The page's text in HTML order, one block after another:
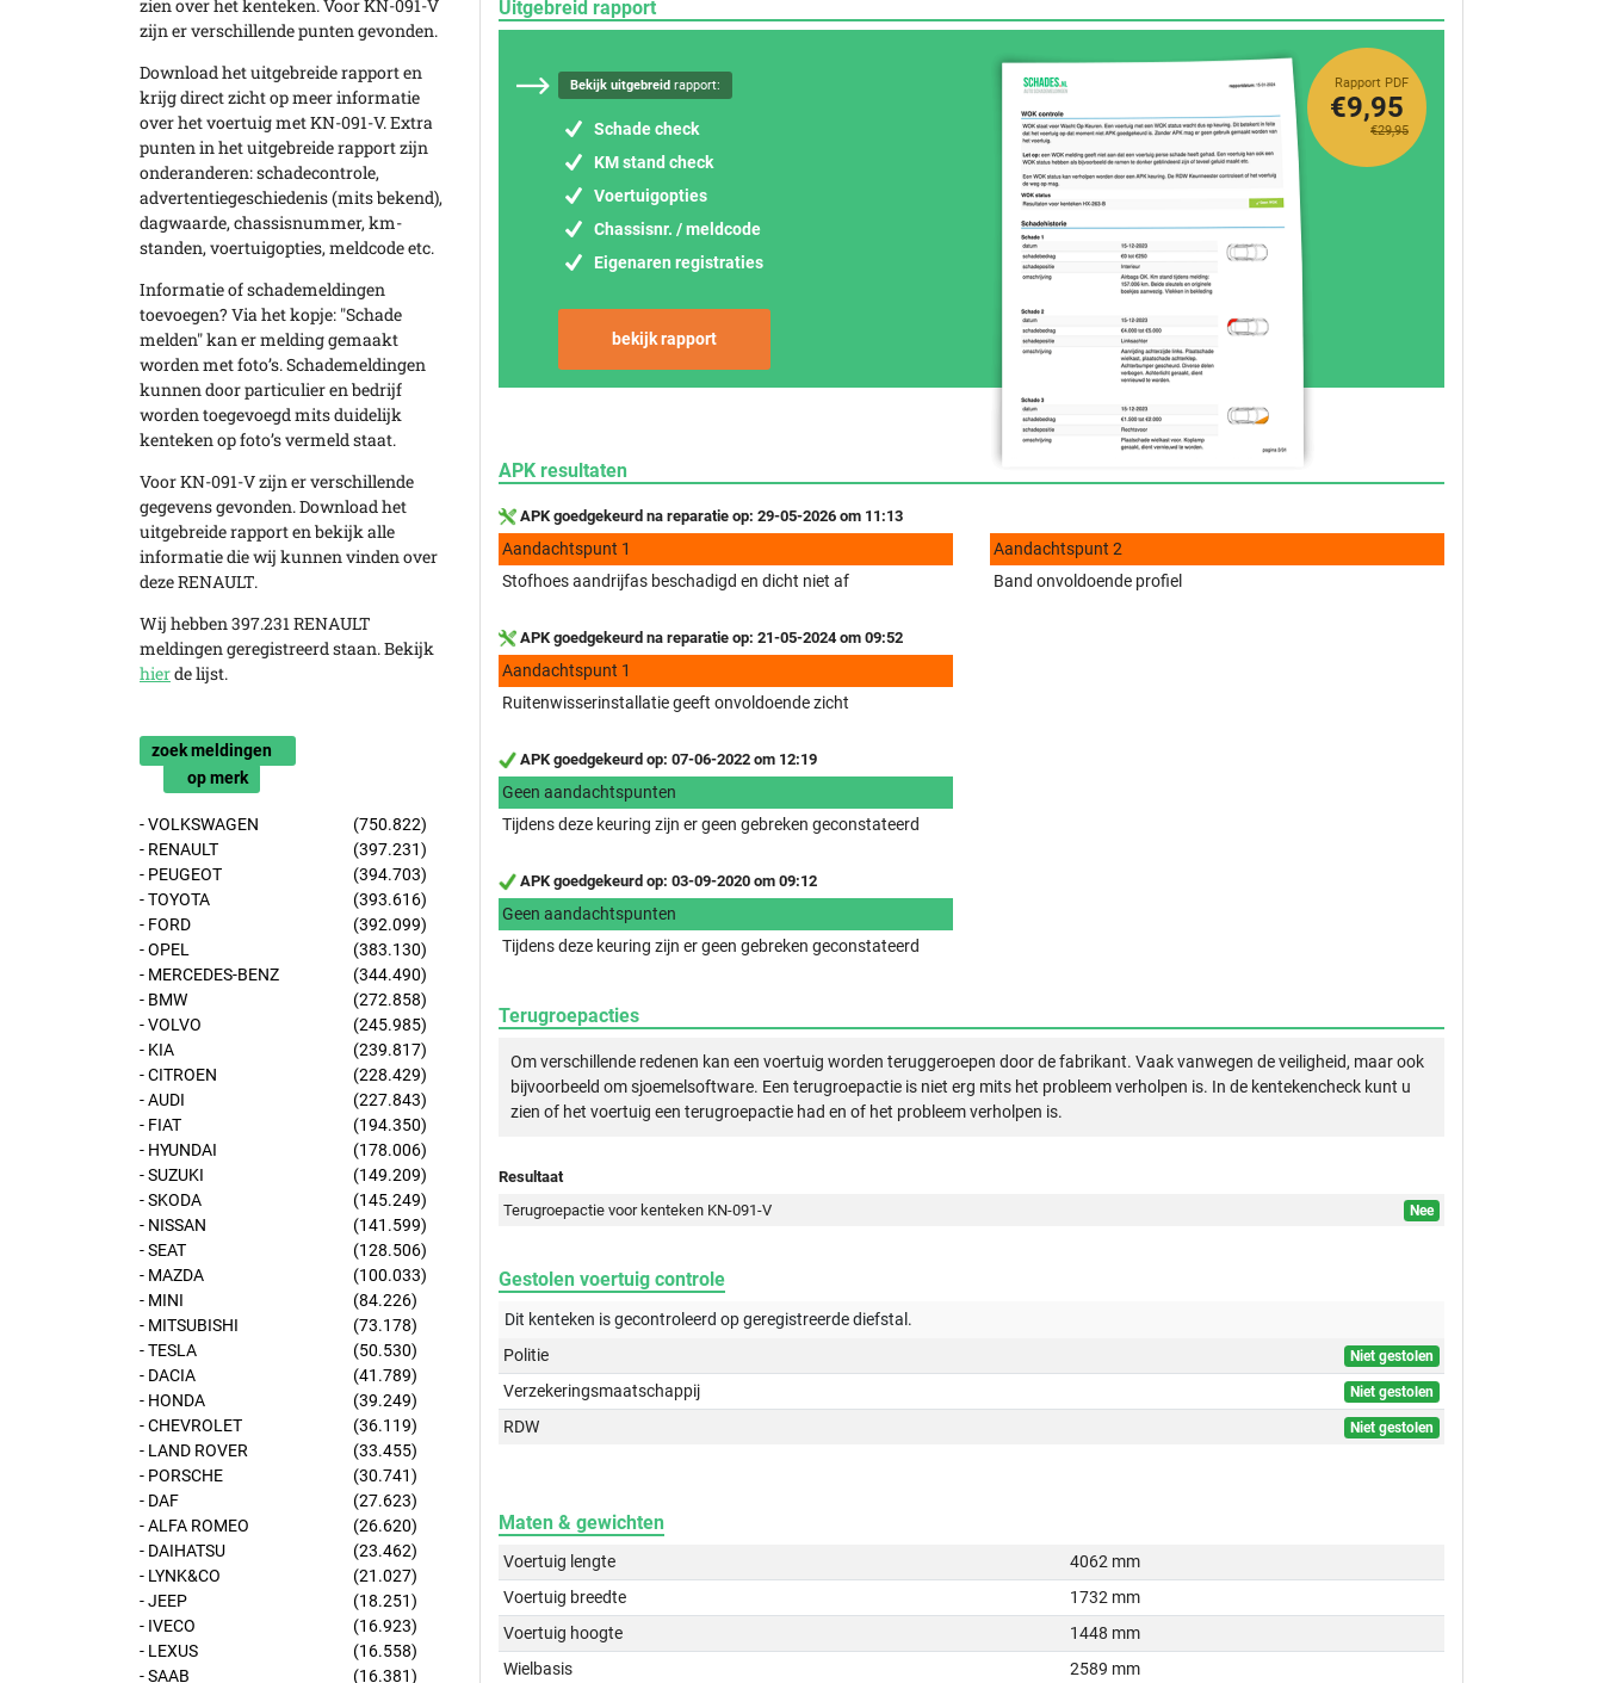
zien over het kenteken. Voor KN-091-V
zijn er verschillende punten gevonden.
Download het uitgebreide rapport en
krijg direct zicht op meer informatie
over het voertuig met KN-091-V. Extra
punten in het uitgebreide rapport zijn
onderanderen: schadecontrole,
advertentiegeschiedenis (mits bekend),
dagwaarde, chassisnummer, km-
standen, voertuigopties, meldcode etc.
Informatie of schademeldingen
toevoegen? Via het kopje: "Schade
melden" kan er melding gemaakt
worden met foto’s. Schademeldingen
kunnen door particulier en bedrijf
worden toegevoegd mits duidelijk
kenteken op foto’s vermeld staat.
Voor KN-091-V zijn er verschillende
gegevens gevonden. Download het
uitgebreide rapport en bekijk alle
informatie die wij kunnen vinden over
deze RENAULT.
Wij hebben 397.231 RENAULT
meldingen geregistreerd staan. Bekijk
hierde lijst.
zoek meldingen
op merk
- VOLKSWAGEN
(750.822)
- RENAULT
(397.231)
- PEUGEOT
(394.703)
- TOYOTA
(393.616)
- FORD
(392.099)
- OPEL
(383.130)
- MERCEDES-BENZ
(344.490)
- BMW
(272.858)
- VOLVO
(245.985)
- KIA
(239.817)
- CITROEN
(228.429)
- AUDI
(227.843)
- FIAT
(194.350)
- HYUNDAI
(178.006)
- SUZUKI
(149.209)
- SKODA
(145.249)
- NISSAN
(141.599)
- SEAT
(128.506)
- MAZDA
(100.033)
- MINI
(84.226)
- MITSUBISHI
(73.178)
- TESLA
(50.530)
- DACIA
(41.789)
- HONDA
(39.249)
- CHEVROLET
(36.119)
- LAND ROVER
(33.455)
- PORSCHE
(30.741)
- DAF
(27.623)
- ALFA ROMEO
(26.620)
- DAIHATSU
(23.462)
- LYNK&CO
(21.027)
- JEEP
(18.251)
- IVECO
(16.923)
- LEXUS
(16.558)
- SAAB
(16.381)
Uitgebreid rapport
Bekijk uitgebreid rapport:
Schade check
KM stand check
Voertuigopties
Chassisnr. / meldcode
Eigenaren registraties
bekijk rapport
Rapport PDF
€29,95
€9,95
APK resultaten
APK goedgekeurd na reparatie op: 29-05-2026 om 11:13
Aandachtspunt 1
Stofhoes aandrijfas beschadigd en dicht niet af
Aandachtspunt 2
Band onvoldoende profiel
APK goedgekeurd na reparatie op: 21-05-2024 om 09:52
Aandachtspunt 1
Ruitenwisserinstallatie geeft onvoldoende zicht
APK goedgekeurd op: 07-06-2022 om 12:19
Geen aandachtspunten
Tijdens deze keuring zijn er geen gebreken geconstateerd
APK goedgekeurd op: 03-09-2020 om 09:12
Geen aandachtspunten
Tijdens deze keuring zijn er geen gebreken geconstateerd
Terugroepacties
Om verschillende redenen kan een voertuig worden teruggeroepen door de fabrikant. Vaak vanwegen de veiligheid, maar ook
bijvoorbeeld om sjoemelsoftware. Een terugroepactie is niet erg mits het probleem verholpen is. In de kentekencheck kunt u
zien of het voertuig een terugroepactie had en of het probleem verholpen is.
Resultaat
Terugroepactie voor kenteken KN-091-V
Nee
Gestolen voertuig controle
Dit kenteken is gecontroleerd opgeregistreerdediefstal.
Politie
Niet gestolen
Verzekeringsmaatschappij Niet gestolen
RDW Niet gestolen
Maten & gewichten
Voertuig lengte
4062 mm
Voertuig breedte
1732 mm
Voertuig hoogte
1448 mm
Wielbasis
2589 mm